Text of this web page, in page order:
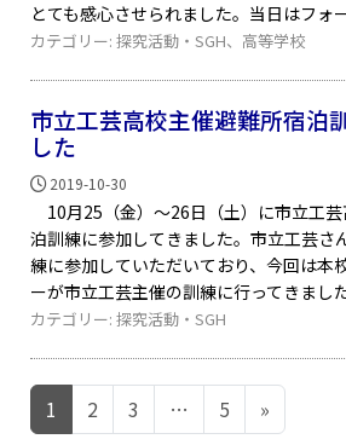
とても感心させられました。当日はフォ
カテゴリー:探究活動・SGH、 高等学校
市立工芸高校主催避難所宿泊
した
2019-10-30
10月25（金）～26日（土）に市立工
泊訓練に参加してきました。市立工芸さ
練に参加していただいており、今回は本
ーが市立工芸主催の訓練に行ってきまし
カテゴリー:探究活動・SGH
投稿ナビゲーション
1 2 3 … 5 »